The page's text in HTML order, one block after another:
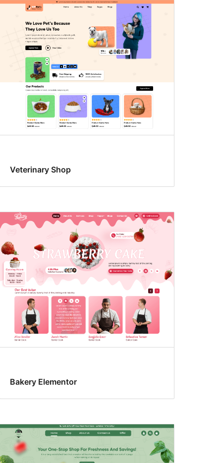
Veterinary Shop
Bakery Elementor